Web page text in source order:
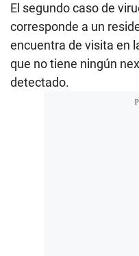
El segundo caso de
corresponde a un
encuentra de visita en
que no tiene ningún
detectado.